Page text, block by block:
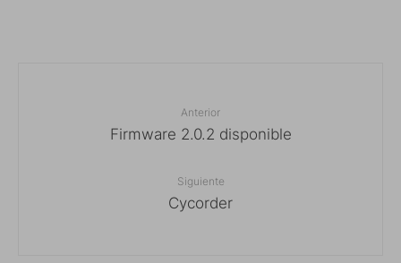
Anterior
Firmware 2.0.2 disponible
Siguiente
Cycorder